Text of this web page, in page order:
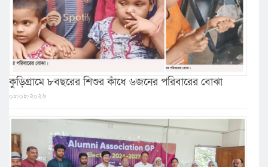
কুড়িগ্রামে ৮বছরের শিশুর কাঁধে ৬জনের পরিবারের বোঝা
০৮/০৮/২০২৬